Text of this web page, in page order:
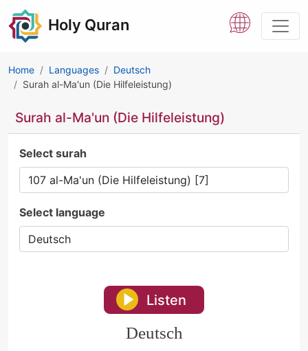
Holy Quran
Home Languages
Deutsch
Surah al-Ma'un (Die Hilfeleistung)
Surah al-Ma'un (Die Hilfeleistung)
Select surah
Select language
Listen
Deutsch